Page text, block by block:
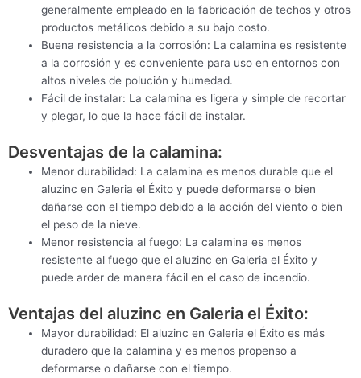
generalmente empleado en la fabricación de techos y otros
productos metálicos debido a su bajo costo.
Buena resistencia a la corrosión: La calamina es resistente
a la corrosión y es conveniente para uso en entornos con
altos niveles de polución y humedad.
Fácil de instalar: La calamina es ligera y simple de recortar
y plegar, lo que la hace fácil de instalar.
Desventajas de la calamina:
Menor durabilidad: La calamina es menos durable que el
aluzinc en Galeria el Éxito y puede deformarse o bien
dañarse con el tiempo debido a la acción del viento o bien
el peso de la nieve.
Menor resistencia al fuego: La calamina es menos
resistente al fuego que el aluzinc en Galeria el Éxito y
puede arder de manera fácil en el caso de incendio.
Ventajas del aluzinc en Galeria el Éxito:
Mayor durabilidad: El aluzinc en Galeria el Éxito es más
duradero que la calamina y es menos propenso a
deformarse o dañarse con el tiempo.